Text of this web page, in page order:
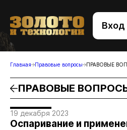
Вход
+7 (495)
Главная Правовые вопросы ПРАВОВЫЕ
ПРАВОВЫЕ
19 декабря 2023
Оспаривание и